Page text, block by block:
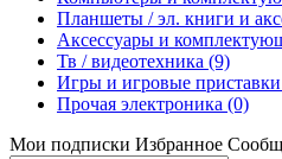
Планшеты / эл. книги и
Аксессуары и
Тв / видеотехника (9)
Игры и игровые приставки
Прочая электроника (0)
Мои подписки Избранное